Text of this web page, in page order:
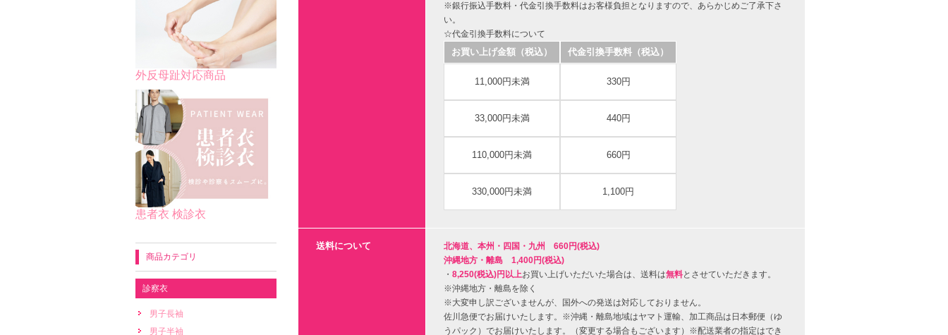
※銀行振込手数料・代金引換手数料はお客様負担となりますので、あらかじめご了承下さ
い。
☆代金引換手数料について
お買い上げ金額（税込） 代金引換手数料（税込）
11,000円未満 330円
33,000円未満 440円
110,000円未満 660円
330,000円未満 1,100円
送料について
北海道、本州・四国・九州 660円(税込)
沖縄地方・離島 1,400円(税込)
・ 8,250(税込)円以上お買い上げいただいた場合は、送料は無料とさせていただきます。
※沖縄地方・離島を除く
※大変申し訳ございませんが、国外への発送は対応しておりません。
佐川急便でお届けいたします。※沖縄・離島地域はヤマト運輸、加工商品は日本郵便（ゆ
うパック）でお届けいたします。（変更する場合もございます）※配送業者の指定はでき
外反母趾対応商品
患者衣 検診衣
商品カテゴリ
診察衣
男子長袖
男子半袖